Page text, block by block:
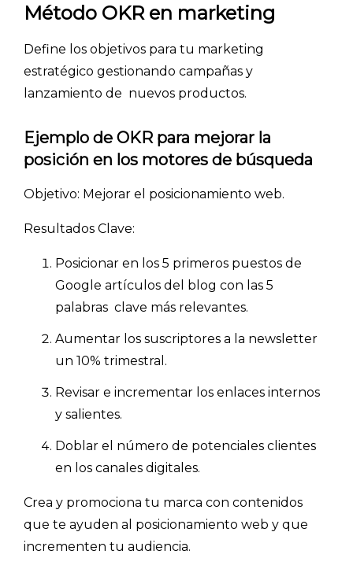
Método OKR en marketing
Define los objetivos para tu marketing
estratégico gestionando campañas y
lanzamiento de nuevos productos.
Ejemplo de OKR para mejorar la
posición en los motores de búsqueda
Objetivo: Mejorar el posicionamiento web.
Resultados Clave:
Posicionar en los 5 primeros puestos de
Google artículos del blog con las 5
palabras clave más relevantes.
Aumentar los suscriptores a la newsletter
un 10% trimestral.
Revisar e incrementar los enlaces internos
y salientes.
Doblar el número de potenciales clientes
en los canales digitales.
Crea y promociona tu marca con contenidos
que te ayuden al posicionamiento web y que
incrementen tu audiencia.